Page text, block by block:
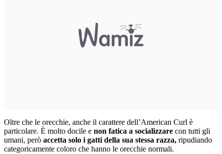
Oltre che le orecchie, anche il carattere dell’American Curl è
particolare. È molto docile e non fatica a socializzare con tutti gli
umani, però accetta solo i gatti della sua stessa razza, ripudiando
categoricamente coloro che hanno le orecchie normali.